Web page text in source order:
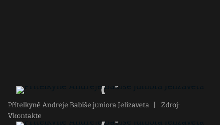
Přítelkyně Andreje Babiše juniora Jelizaveta
Zdroj:
Vkontakte